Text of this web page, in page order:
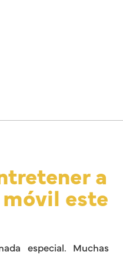
a
este
especial. Muchas